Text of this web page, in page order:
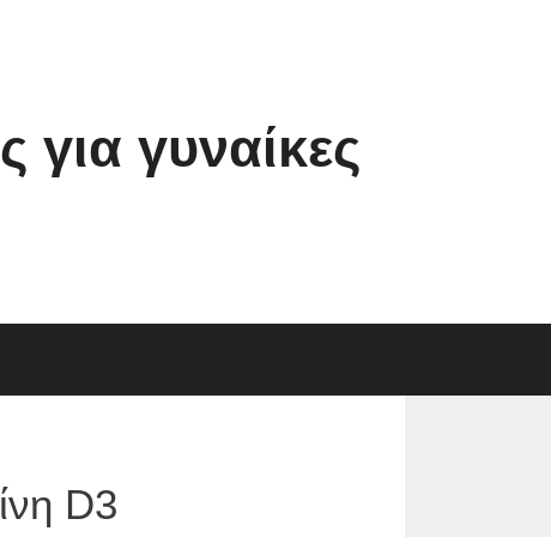
γυναίκες
D3